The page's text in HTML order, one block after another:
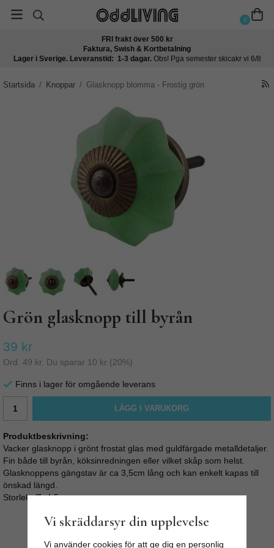
0
FRI frakt över 500 kr
Faktura, Swish & Kortbetalning
Lager i Sverige. Leveranstid: 1-3 dagar. Obs! Pga semester skicakr vi 6/8
Startsida / Knoppar / Glasknopp blomma - Frostig grön
Grön glasknopp till byrån
39 kr
Ord. 49 kr . Du sparar 10 kr (20%)
Finns i lager för omgående leverans
LÄGG I VARUKORG
Produktbeskrivning:
Vacker glasknopp i grönt frostat glas med guldfärgade metalldetaljer.
Fin både till byrån, köksinredningen eller vilket skåp som helst.
Glasknoppens gängstav är ca 3,5cm lång och kan enkelt kapas till
önskad längd.
Storlek: Ø: 4,5cm
Vi skräddarsyr din upplevelse
Vi använder cookies för att ge dig en personlig